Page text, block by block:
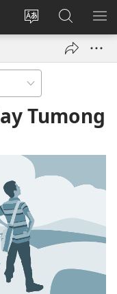
Ilisi
pinulongan
sa
site
Log
ug
ong
window)
Pangitaa
sa
JW.ORG
Tumong